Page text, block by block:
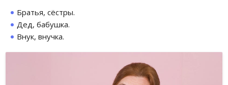
Братья, сёстры.
Дед, бабушка.
Внук, внучка.